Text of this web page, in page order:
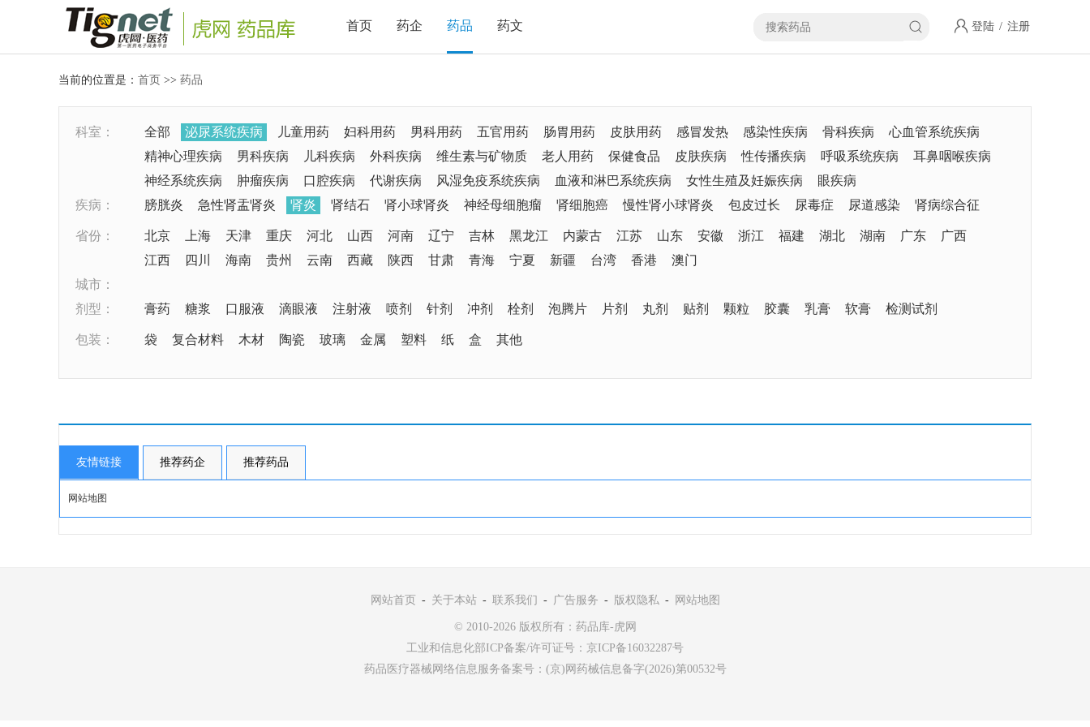
首页 药企 药品 药文 登陆 / 注册
当前的位置是： 首页 >> 药品
科室： 全部 泌尿系统疾病 儿童用药 妇科用药 男科用药 五官用药 肠胃用药 皮肤用药 感冒发热 感染性疾病 骨科疾病
心血管系统疾病
精神心理疾病
男科疾病 儿科疾病 外科疾病 维生素与矿物质 老人用药 保健食品 皮肤疾病 性传播疾病 呼吸系统疾病
耳鼻咽喉疾病
神经系统疾病
肿瘤疾病 口腔疾病 代谢疾病 风湿免疫系统疾病 血液和淋巴系统疾病 女性生殖及妊娠疾病
眼疾病
疾病：
膀胱炎 急性肾盂肾炎 肾炎 肾结石 肾小球肾炎 神经母细胞瘤 肾细胞癌 慢性肾小球肾炎 包皮过长 尿毒症 尿道感染 肾病综合征
省份： 北京 上海 天津 重庆 河北 山西 河南 辽宁 吉林 黑龙江 内蒙古 江苏 山东 安徽 浙江 福建 湖北 湖南 广东
广西
江西
四川 海南 贵州 云南 西藏 陕西 甘肃 青海 宁夏 新疆 台湾 香港
澳门
城市：
剂型：
膏药 糖浆 口服液 滴眼液 注射液 喷剂 针剂 冲剂 栓剂 泡腾片 片剂 丸剂 贴剂 颗粒 胶囊 乳膏 软膏 检测试剂
包装： 袋 复合材料 木材 陶瓷 玻璃 金属 塑料 纸 盒 其他
友情链接 推荐药企 推荐药品
网站地图
网站首页 - 关于本站 - 联系我们 - 广告服务 - 版权隐私 - 网站地图
© 2010-2026 版权所有：药品库-虎网
工业和信息化部ICP备案/许可证号： 京ICP备16032287号
药品医疗器械网络信息服务备案号：(京)网药械信息备字(2026)第00532号